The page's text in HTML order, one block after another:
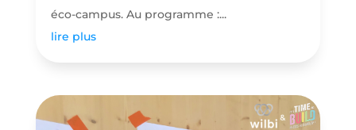
éco-campus. Au programme :...
lire plus